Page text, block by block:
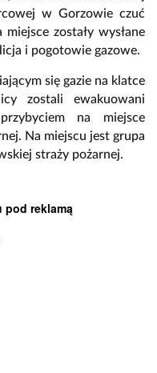
w Gorzowie czuć
zostały wysłane
i pogotowie gazowe.
się gazie na klatce
zostali ewakuowani
na miejsce
Na miejscu jest grupa
straży pożarnej.
pod reklamą